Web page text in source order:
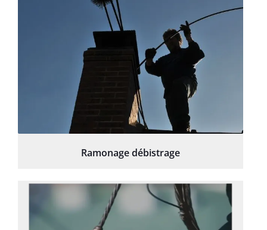
Ramonage débistrage